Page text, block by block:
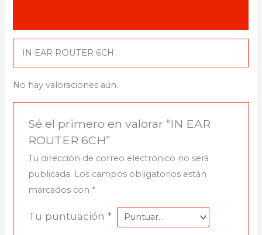
IN EAR ROUTER 6CH
No hay valoraciones aún.
Sé el primero en valorar “IN EAR
ROUTER 6CH”
Tu dirección de correo electrónico no será
publicada. Los campos obligatorios están
marcados con *
Tu puntuación *